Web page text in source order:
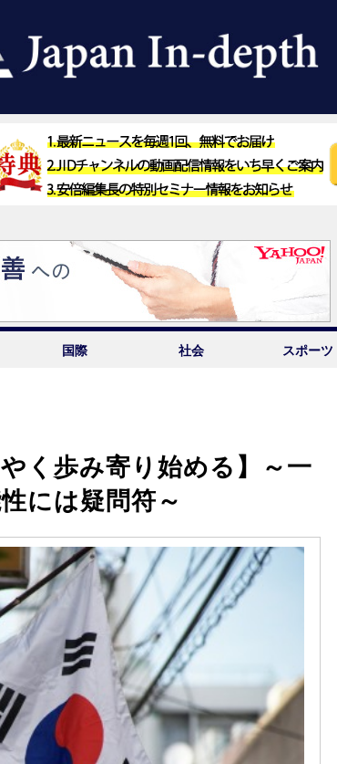
国際 社会 スポーツ
く歩み寄り始める】～一
には疑問符～